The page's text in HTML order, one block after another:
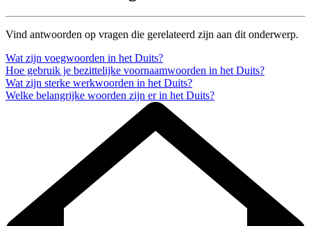
Vind antwoorden op vragen die gerelateerd zijn aan dit onderwerp.
Wat zijn voegwoorden in het Duits?
Hoe gebruik je bezittelijke voornaamwoorden in het Duits?
Wat zijn sterke werkwoorden in het Duits?
Welke belangrijke woorden zijn er in het Duits?